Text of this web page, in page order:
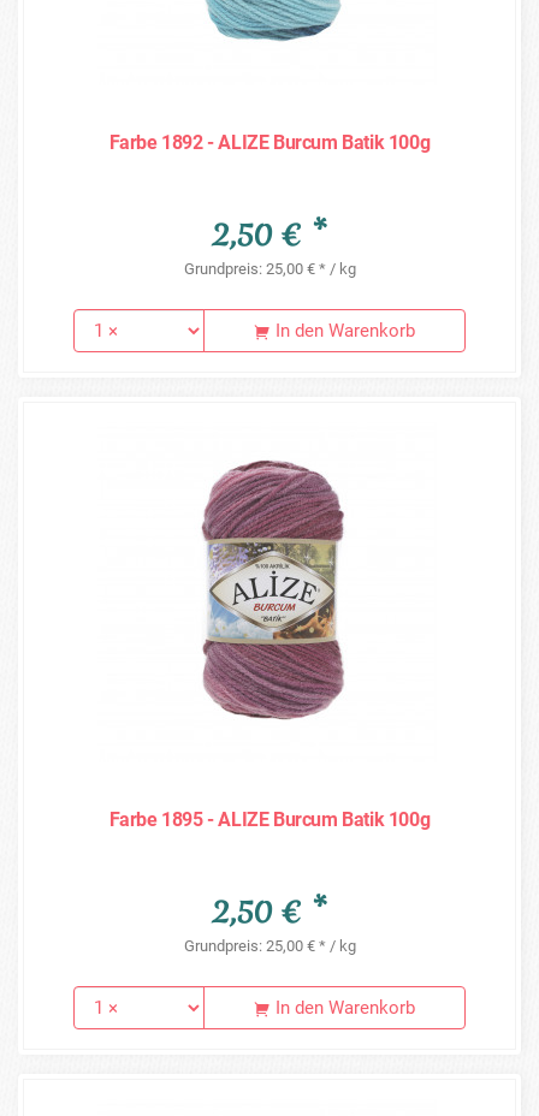
Farbe 1892 - ALIZE Burcum Batik 100g
2,50 € *
Grundpreis: 25,00 € * / kg
In den Warenkorb
Farbe 1895 - ALIZE Burcum Batik 100g
2,50 € *
Grundpreis: 25,00 € * / kg
In den Warenkorb